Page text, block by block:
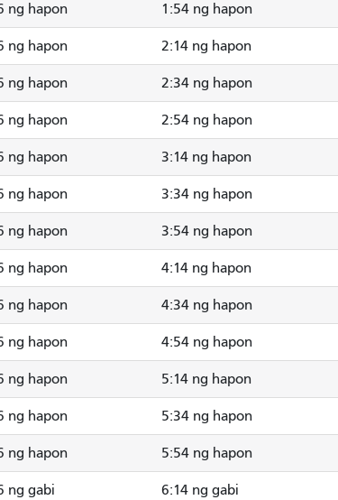
ng hapon 1:54 ng hapon
ng hapon 2:14 ng hapon
ng hapon 2:34 ng hapon
ng hapon 2:54 ng hapon
ng hapon 3:14 ng hapon
ng hapon 3:34 ng hapon
ng hapon 3:54 ng hapon
ng hapon 4:14 ng hapon
ng hapon 4:34 ng hapon
ng hapon 4:54 ng hapon
ng hapon 5:14 ng hapon
ng hapon 5:34 ng hapon
ng hapon 5:54 ng hapon
ng gabi 6:14 ng gabi